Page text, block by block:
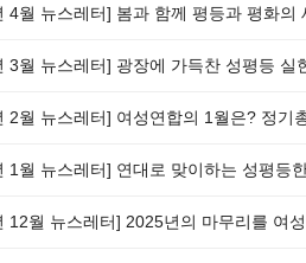
4월 뉴스레터] 봄과 함께 평등과 평화의
3월 뉴스레터] 광장에 가득찬 성평등 실
2월 뉴스레터] 여성연합의 1월은? 정기
1월 뉴스레터] 연대로 맞이하는 성평등
12월 뉴스레터] 2025년의 마무리를 여